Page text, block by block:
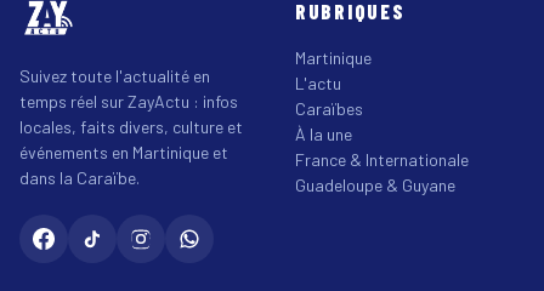
Suivez toute l'actualité en
temps réel sur ZayActu : infos
locales, faits divers, culture et
événements en Martinique et
dans la Caraïbe.
RUBRIQUES
Martinique
L'actu
Caraïbes
À la une
France & Internationale
Guadeloupe & Guyane